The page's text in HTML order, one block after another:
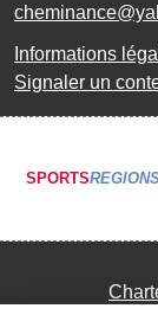
Informations
Signaler un
SPORTS